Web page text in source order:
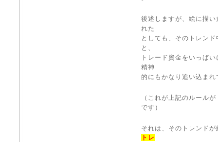
後述しますが、絵に描
れた
としても、そのトレン
と、
トレード資金をいっぱ
精神
的にもかなり追い込ま
（これが上記のルール
です）
それは、そのトレンド
トレ